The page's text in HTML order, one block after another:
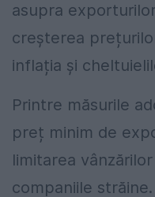
asupra
creșterea
inflația și
Printre măsurile
preț minim de
limitarea
companiile străine.